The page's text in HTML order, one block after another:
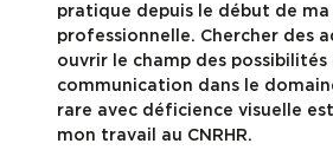
pratique depuis le début de ma
professionnelle. Chercher des
ouvrir le champ des possibilités
communication dans le
rare avec déficience visuelle
mon travail au CNRHR.